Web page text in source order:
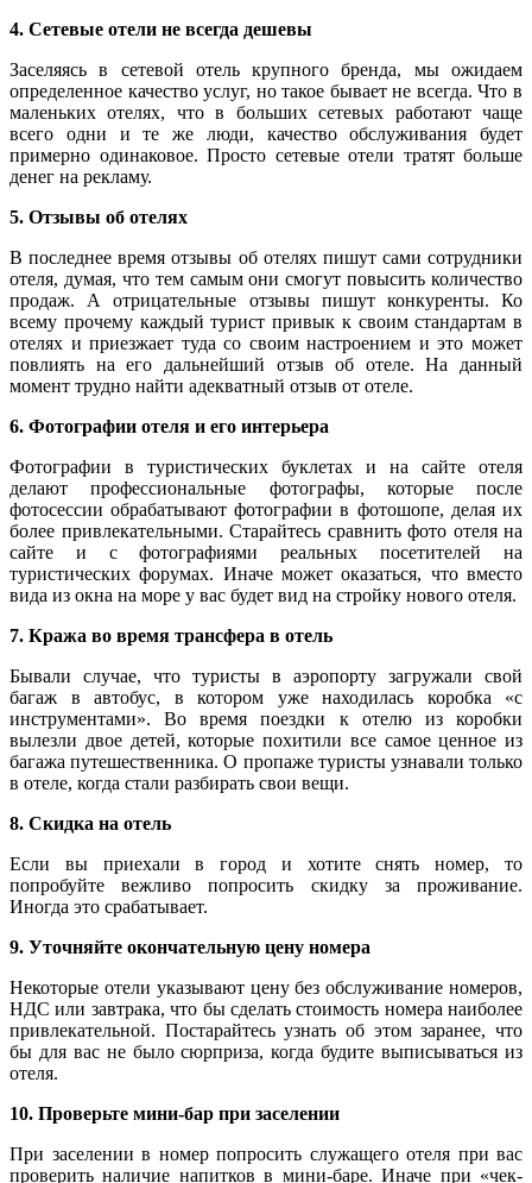
4. Сетевые отели не всегда дешевы
Заселяясь в сетевой отель крупного бренда, мы ожидаем
определенное качество услуг, но такое бывает не всегда. Что в
маленьких отелях, что в больших сетевых работают чаще
всего одни и те же люди, качество обслуживания будет
примерно одинаковое. Просто сетевые отели тратят больше
денег на рекламу.
5. Отзывы об отелях
В последнее время отзывы об отелях пишут сами сотрудники
отеля, думая, что тем самым они смогут повысить количество
продаж. А отрицательные отзывы пишут конкуренты. Ко
всему прочему каждый турист привык к своим стандартам в
отелях и приезжает туда со своим настроением и это может
повлиять на его дальнейший отзыв об отеле. На данный
момент трудно найти адекватный отзыв от отеле.
6. Фотографии отеля и его интерьера
Фотографии в туристических буклетах и на сайте отеля
делают профессиональные фотографы, которые после
фотосессии обрабатывают фотографии в фотошопе, делая их
более привлекательными. Старайтесь сравнить фото отеля на
сайте и с фотографиями реальных посетителей на
туристических форумах. Иначе может оказаться, что вместо
вида из окна на море у вас будет вид на стройку нового отеля.
7. Кража во время трансфера в отель
Бывали случае, что туристы в аэропорту загружали свой
багаж в автобус, в котором уже находилась коробка «с
инструментами». Во время поездки к отелю из коробки
вылезли двое детей, которые похитили все самое ценное из
багажа путешественника. О пропаже туристы узнавали только
в отеле, когда стали разбирать свои вещи.
8. Скидка на отель
Если вы приехали в город и хотите снять номер, то
попробуйте вежливо попросить скидку за проживание.
Иногда это срабатывает.
9. Уточняйте окончательную цену номера
Некоторые отели указывают цену без обслуживание номеров,
НДС или завтрака, что бы сделать стоимость номера наиболее
привлекательной. Постарайтесь узнать об этом заранее, что
бы для вас не было сюрприза, когда будите выписываться из
отеля.
10. Проверьте мини-бар при заселении
При заселении в номер попросить служащего отеля при вас
проверить наличие напитков в мини-баре. Иначе при «чек-